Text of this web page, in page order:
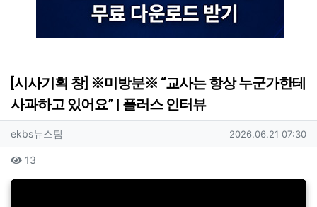
[시사기획 창] ※미방분※ “교사는 항상 누군가한테
사과하고 있어요” | 플러스 인터뷰
작성자 정보
ekbs뉴스팀 작성일
2026.06.21 07:30
컨텐츠 정보
13
본문